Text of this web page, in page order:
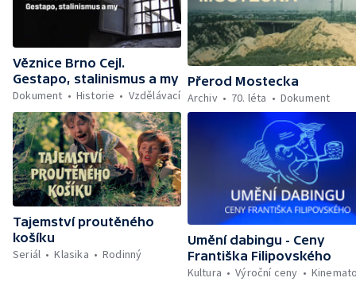
Věznice Brno Cejl.
Gestapo, stalinismus a my
Dokument
Historie Vzdělávací
Přerod Mostecka
Archiv
70. léta Dokument
Tajemství proutěného
košíku
Seriál
Klasika Rodinný
Umění dabingu - Ceny
Františka Filipovského
Kultura
Výroční ceny